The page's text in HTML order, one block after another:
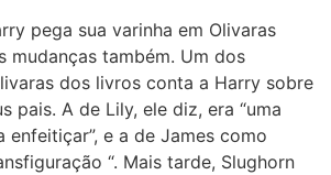
pega sua varinha em Olivaras
mudanças também. Um dos
dos livros conta a Harry sobre
pais. A de Lily, ele diz, era “uma
enfeitiçar”, e a de James como
“. Mais tarde, Slughorn